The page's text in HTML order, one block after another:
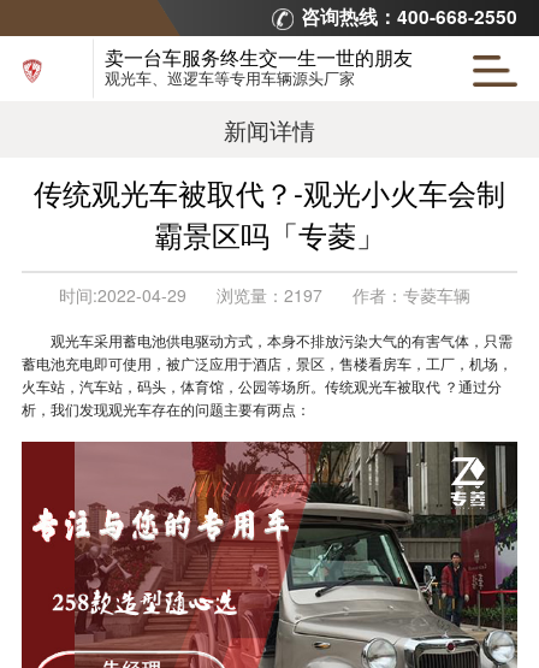
咨询热线：400-668-2550
卖一台车服务终生交一生一世的朋友
观光车、巡逻车等专用车辆源头厂家
新闻详情
传统观光车被取代？-观光小火车会制
霸景区吗「专菱」
时间:2022-04-29 浏览量： 2197 作者： 专菱车辆
观光车采用蓄电池供电驱动方式，本身不排放污染大气的有害气体，只需
蓄电池充电即可使用，被广泛应用于酒店，景区，售楼看房车，工厂，机场，
火车站，汽车站，码头，体育馆，公园等场所。传统观光车被取代 ？通过分
析，我们发现观光车存在的问题主要有两点：